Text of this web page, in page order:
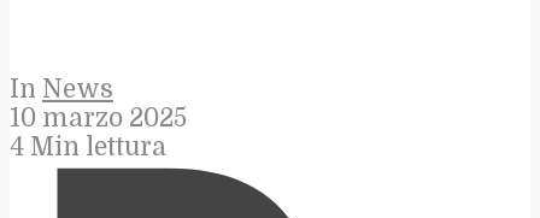
In News
10 marzo 2025
4 Min lettura